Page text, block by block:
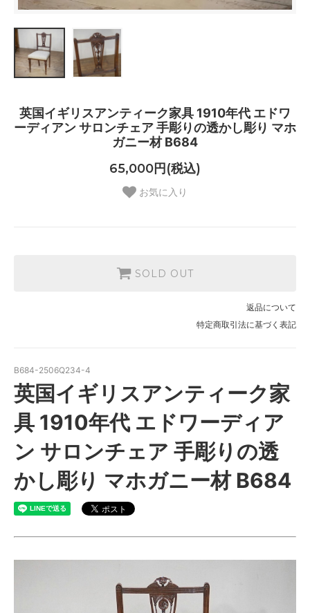
英国イギリスアンティーク家具 1910年代 エドワ
ーディアン サロンチェア 手彫りの透かし彫り マホ
ガニー材 B684
65,000円(税込)
お気に入り
SOLD OUT
返品について
特定商取引法に基づく表記
B684-2506Q234-4
英国イギリスアンティーク家
具 1910年代 エドワーディア
ン サロンチェア 手彫りの透
かし彫り マホガニー材 B684